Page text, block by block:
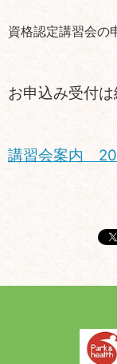
資格認定講習会の
お申込み受付は
講習会案内